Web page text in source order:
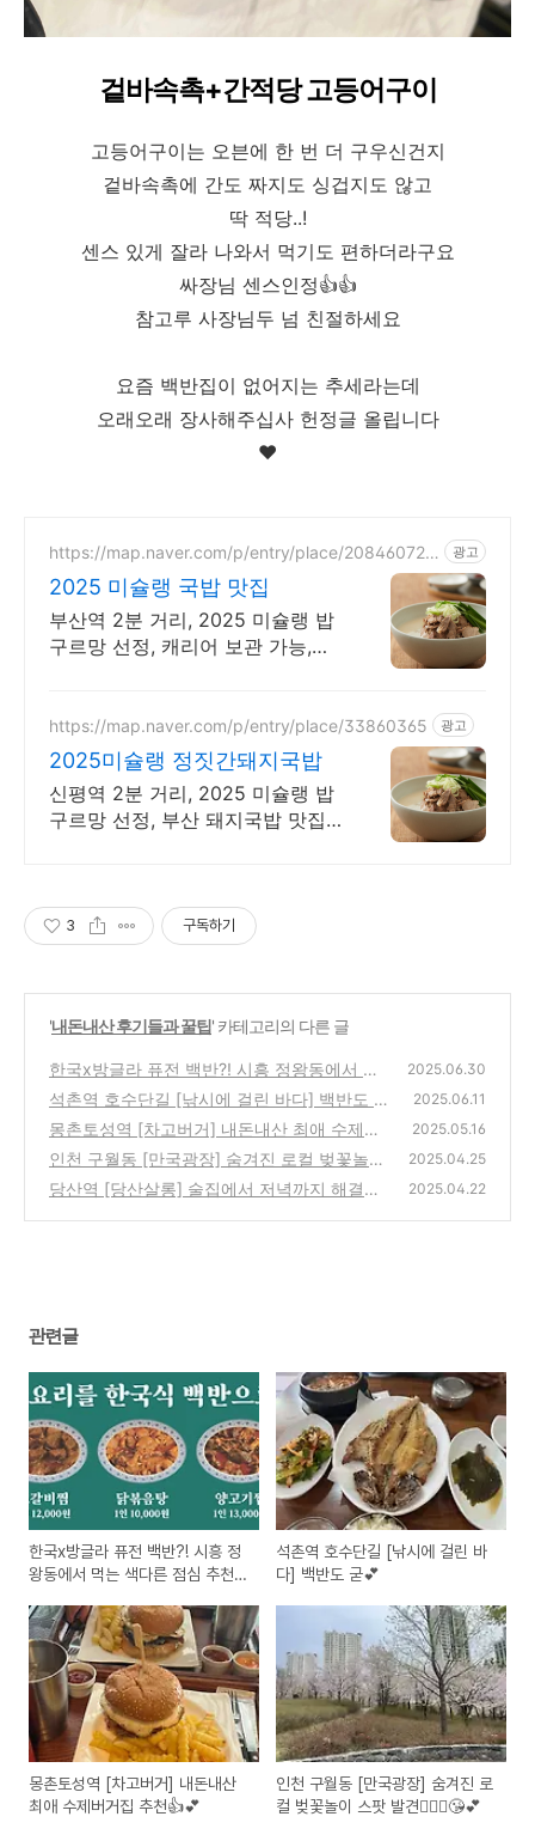
겉바속촉+간적당 고등어구이
고등어구이는 오븐에 한 번 더 구우신건지
겉바속촉에 간도 짜지도 싱겁지도 않고
딱 적당..!
센스 있게 잘라 나와서 먹기도 편하더라구요
싸장님 센스인정👍👍
참고루 사장님두 넘 친절하세요
요즘 백반집이 없어지는 추세라는데
오래오래 장사해주십사 헌정글 올립니다
❤️
https://map.naver.com/p/entry/place/208460724
광고
2025 미슐랭 국밥 맛집
부산역 2분 거리, 2025 미슐랭 밥
구르망 선정, 캐리어 보관 가능,부
https://map.naver.com/p/entry/place/33860365 광고
2025미슐랭 정짓간돼지국밥
신평역 2분 거리, 2025 미슐랭 밥
구르망 선정, 부산 돼지국밥 맛집,
3 구독하기
'내돈내산 후기들과 꿀팁' 카테고리의 다른 글
한국x방글라 퓨전 백반?! 시흥 정왕동에서 먹
는 색다른 점심 추천✨
(6)
2025.06.30
석촌역 호수단길 [낚시에 걸린 바다] 백반도 굳
💕
(0)
2025.06.11
몽촌토성역 [차고버거] 내돈내산 최애 수제버
거집 추천👍💕
(2)
2025.05.16
인천 구월동 [만국광장] 숨겨진 로컬 벚꽃놀이
스팟 발견🙆🏻‍♀️😘💕
(2)
2025.04.25
당산역 [당산살롱] 술집에서 저녁까지 해결하
2025.04.22
관련글
한국x방글라 퓨전 백반?! 시흥 정
왕동에서 먹는 색다른 점심 추천
석촌역 호수단길 [낚시에 걸린 바
다] 백반도 굳💕
몽촌토성역 [차고버거] 내돈내산
최애 수제버거집 추천👍💕
인천 구월동 [만국광장] 숨겨진 로
컬 벚꽃놀이 스팟 발견🙆🏻‍♀️😘💕